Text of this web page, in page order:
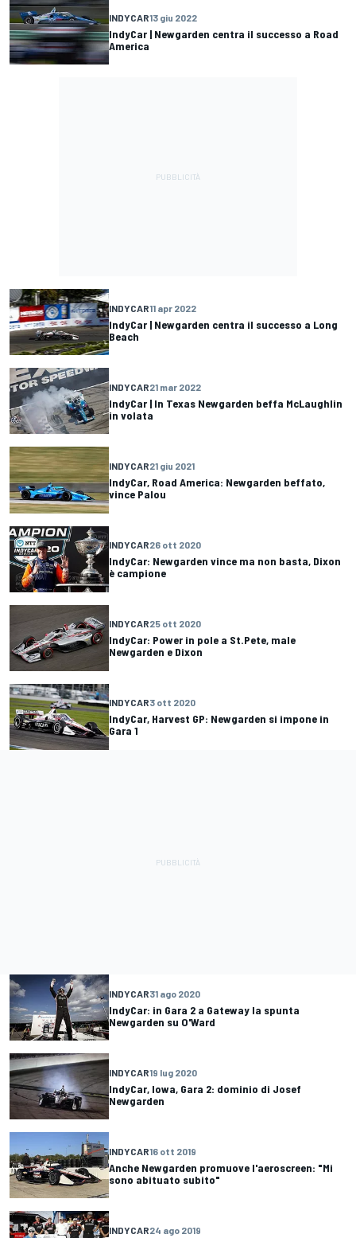
INDYCAR13 giu 2022
IndyCar | Newgarden centra il successo a Road
America
INDYCAR11 apr 2022
IndyCar | Newgarden centra il successo a Long
Beach
INDYCAR21 mar 2022
IndyCar | In Texas Newgarden beffa McLaughlin
in volata
INDYCAR21 giu 2021
IndyCar, Road America: Newgarden beffato,
vince Palou
INDYCAR26 ott 2020
IndyCar: Newgarden vince ma non basta, Dixon
è campione
INDYCAR25 ott 2020
IndyCar: Power in pole a St.Pete, male
Newgarden e Dixon
INDYCAR3 ott 2020
IndyCar, Harvest GP: Newgarden si impone in
Gara 1
INDYCAR31 ago 2020
IndyCar: in Gara 2 a Gateway la spunta
Newgarden su O'Ward
INDYCAR19 lug 2020
IndyCar, Iowa, Gara 2: dominio di Josef
Newgarden
INDYCAR16 ott 2019
Anche Newgarden promuove l'aeroscreen: "Mi
sono abituato subito"
INDYCAR24 ago 2019